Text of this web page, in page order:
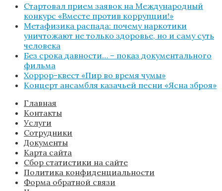
Стартовал прием заявок на Международный
конкурс «Вместе против коррупции!»
Метафизика распада: почему наркотики
уничтожают не только здоровье, но и саму суть
человека
Без срока давности… – показ документального
фильма
Хоррор-квест «Пир во время чумы»
Концерт ансамбля казачьей песни «Ясна зброя»
Главная
Контакты
Услуги
Сотрудники
Документы
Карта сайта
Сбор статистики на сайте
Политика конфиденциальности
Форма обратной связи